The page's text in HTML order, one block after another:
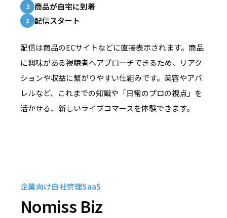
2 商品が自宅に到着
3 配信スタート
配信は商品のECサイトなどに直接表示されます。商品
に興味がある視聴者へアプローチできるため、リアク
ションや収益に繋がりやすい仕組みです。美容やアパ
レルなど、これまでの知識や「日常のプロの視点」を
活かせる、新しいライブコマースを体験できます。
企業向け自社管理SaaS
Nomiss Biz